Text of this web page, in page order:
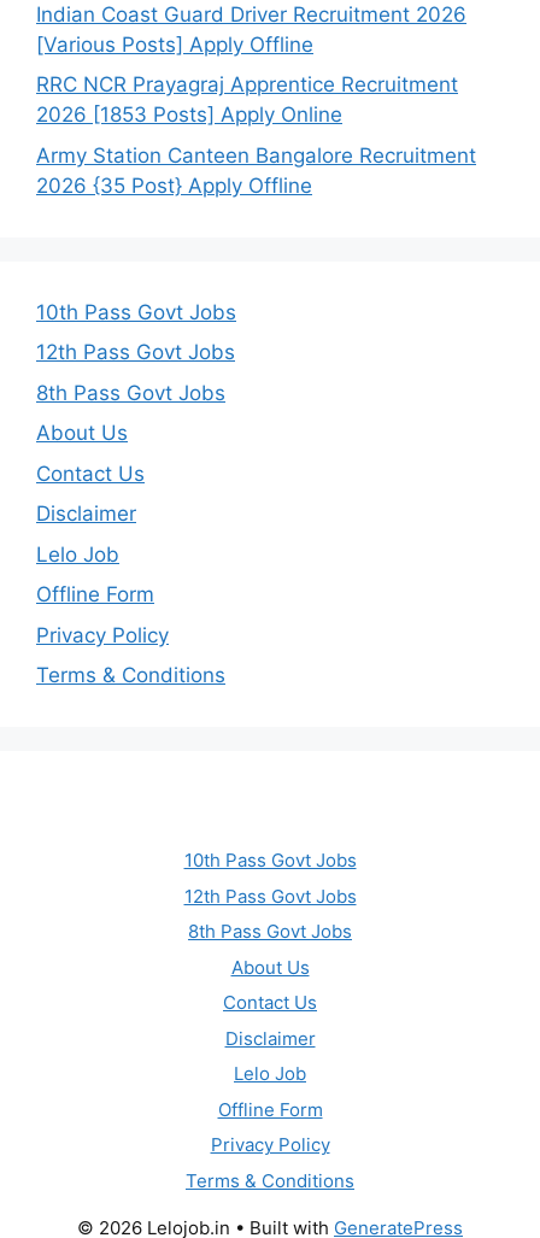
Indian Coast Guard Driver Recruitment 2026
[Various Posts] Apply Offline
RRC NCR Prayagraj Apprentice Recruitment
2026 [1853 Posts] Apply Online
Army Station Canteen Bangalore Recruitment
2026 {35 Post} Apply Offline
10th Pass Govt Jobs
12th Pass Govt Jobs
8th Pass Govt Jobs
About Us
Contact Us
Disclaimer
Lelo Job
Offline Form
Privacy Policy
Terms & Conditions
10th Pass Govt Jobs
12th Pass Govt Jobs
8th Pass Govt Jobs
About Us
Contact Us
Disclaimer
Lelo Job
Offline Form
Privacy Policy
Terms & Conditions
© 2026 Lelojob.in • Built with GeneratePress